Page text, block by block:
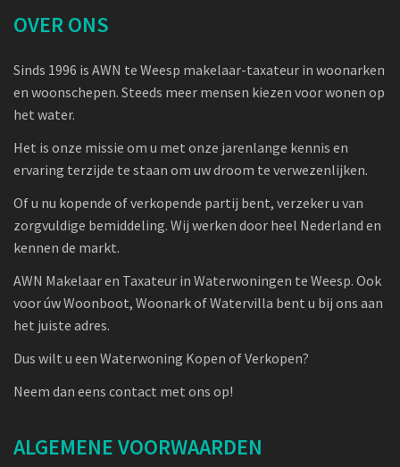
OVER ONS
Sinds 1996 is AWN te Weesp makelaar-taxateur in woonarken
en woonschepen. Steeds meer mensen kiezen voor wonen op
het water.
Het is onze missie om u met onze jarenlange kennis en
ervaring terzijde te staan om uw droom te verwezenlijken.
Of u nu kopende of verkopende partij bent, verzeker u van
zorgvuldige bemiddeling. Wij werken door heel Nederland en
kennen de markt.
AWN Makelaar en Taxateur in Waterwoningen te Weesp. Ook
voor úw Woonboot, Woonark of Watervilla bent u bij ons aan
het juiste adres.
Dus wilt u een Waterwoning Kopen of Verkopen?
Neem dan eens contact met ons op!
ALGEMENE VOORWAARDEN